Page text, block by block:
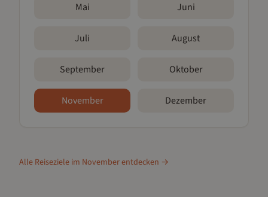
Mai Juni
Juli August
September Oktober
November Dezember
Alle Reiseziele im Novemberentdecken →